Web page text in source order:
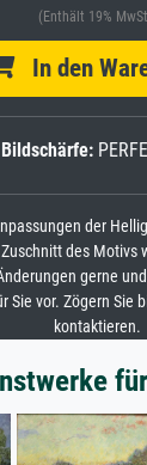
(Enthält 19%
In den
Bildschärfe:
der
des Motivs
gerne
Sie vor. Zögern Sie
kontaktieren.